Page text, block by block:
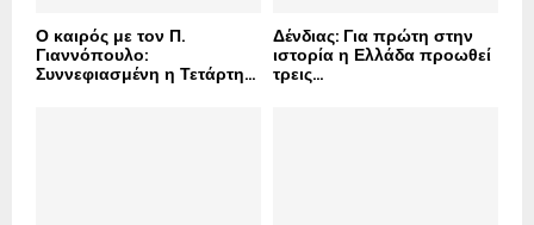
Ο καιρός με τον Π.
Γιαννόπουλο:
Συννεφιασμένη η Τετάρτη...
Δένδιας: Για πρώτη στην
ιστορία η Ελλάδα προωθεί
τρεις...